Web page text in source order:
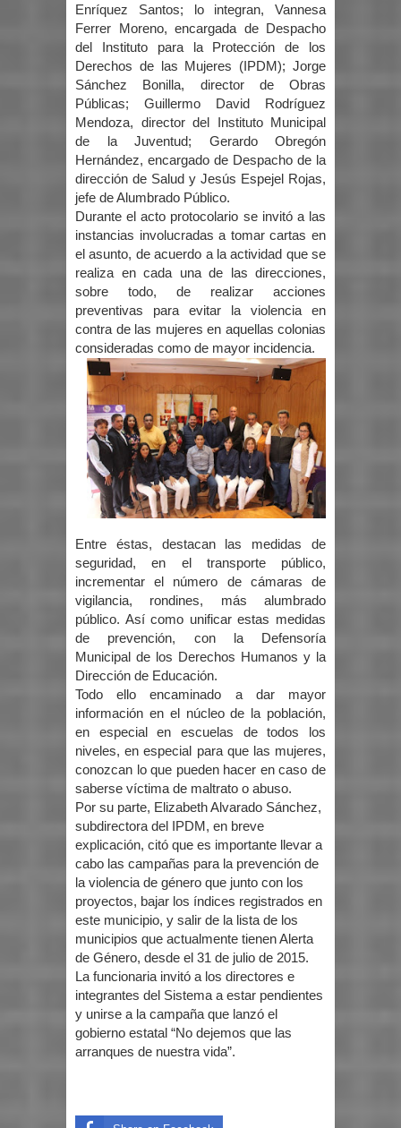
Enríquez Santos; lo integran, Vannesa
Ferrer Moreno, encargada de Despacho
del Instituto para la Protección de los
Derechos de las Mujeres (IPDM); Jorge
Sánchez Bonilla, director de Obras
Públicas; Guillermo David Rodríguez
Mendoza, director del Instituto Municipal
de la Juventud; Gerardo Obregón
Hernández, encargado de Despacho de la
dirección de Salud y Jesús Espejel Rojas,
jefe de Alumbrado Público.
Durante el acto protocolario se invitó a las
instancias involucradas a tomar cartas en
el asunto, de acuerdo a la actividad que se
realiza en cada una de las direcciones,
sobre todo, de realizar acciones
preventivas para evitar la violencia en
contra de las mujeres en aquellas colonias
consideradas como de mayor incidencia.
Entre éstas, destacan las medidas de
seguridad, en el transporte público,
incrementar el número de cámaras de
vigilancia, rondines, más alumbrado
público. Así como unificar estas medidas
de prevención, con la Defensoría
Municipal de los Derechos Humanos y la
Dirección de Educación.
Todo ello encaminado a dar mayor
información en el núcleo de la población,
en especial en escuelas de todos los
niveles, en especial para que las mujeres,
conozcan lo que pueden hacer en caso de
saberse víctima de maltrato o abuso.
Por su parte, Elizabeth Alvarado Sánchez,
subdirectora del IPDM, en breve
explicación, citó que es importante llevar a
cabo las campañas para la prevención de
la violencia de género que junto con los
proyectos, bajar los índices registrados en
este municipio, y salir de la lista de los
municipios que actualmente tienen Alerta
de Género, desde el 31 de julio de 2015.
La funcionaria invitó a los directores e
integrantes del Sistema a estar pendientes
y unirse a la campaña que lanzó el
gobierno estatal “No dejemos que las
arranques de nuestra vida”.